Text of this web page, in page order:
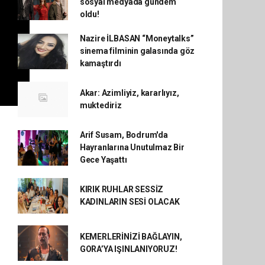
oldu!
Nazire İLBASAN “Moneytalks”
sinema filminin galasında göz
kamaştırdı
Akar: Azimliyiz, kararlıyız,
muktediriz
Arif Susam, Bodrum'da
Hayranlarına Unutulmaz Bir
Gece Yaşattı
KIRIK RUHLAR SESSİZ
KADINLARIN SESİ OLACAK
KEMERLERİNİZİ BAĞLAYIN,
GORA’YA IŞINLANIYORUZ!